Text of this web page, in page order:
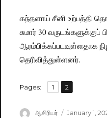
கந்தளாய் சீனி உற்பத்தி
சுமார் 30
ஆரம்பிக்கப்படவுள்ளதாக
தெரிவித்துள்ளனர்.
Pages: Page
1 ,
Page
2
Author
ஆசிரியர்
Posted
January 1,